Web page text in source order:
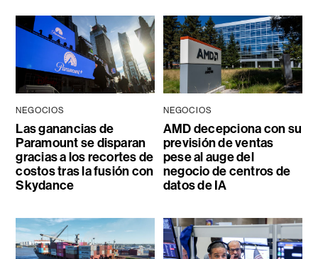
NEGOCIOS
Las ganancias de
Paramount se disparan
gracias a los recortes de
costos tras la fusión con
Skydance
NEGOCIOS
AMD decepciona con su
previsión de ventas
pese al auge del
negocio de centros de
datos de IA